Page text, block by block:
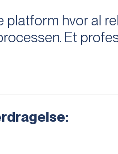
platform hvor al
Et